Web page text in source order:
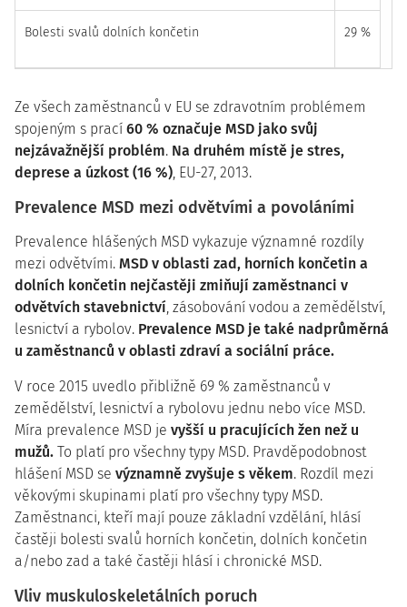
Bolesti svalů dolních končetin 29 %
Ze všech zaměstnanců v EU se zdravotním problémem
spojeným s prací 60 % označuje MSD jako svůj
nejzávažnější problém. Na druhém místě je stres,
deprese a úzkost (16 %), EU-27, 2013.
Prevalence MSD mezi odvětvími a povoláními
Prevalence hlášených MSD vykazuje významné rozdíly
mezi odvětvími. MSD v oblasti zad, horních končetin a
dolních končetin nejčastěji zmiňují zaměstnanci v
odvětvích stavebnictví, zásobování vodou a zemědělství,
lesnictví a rybolov. Prevalence MSD je také nadprůměrná
u zaměstnanců v oblasti zdraví a sociální práce.
V roce 2015 uvedlo přibližně 69 % zaměstnanců v
zemědělství, lesnictví a rybolovu jednu nebo více MSD.
Míra prevalence MSD je vyšší u pracujících žen než u
mužů. To platí pro všechny typy MSD. Pravděpodobnost
hlášení MSD se významně zvyšuje s věkem. Rozdíl mezi
věkovými skupinami platí pro všechny typy MSD.
Zaměstnanci, kteří mají pouze základní vzdělání, hlásí
častěji bolesti svalů horních končetin, dolních končetin
a/nebo zad a také častěji hlásí i chronické MSD.
Vliv muskuloskeletálních poruch